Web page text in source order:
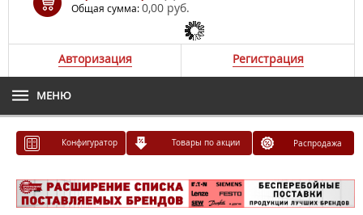
Общая сумма:0,00 руб.
Авторизация Регистрация
МЕНЮ
Конфигуратор Товары по акции Распродажа